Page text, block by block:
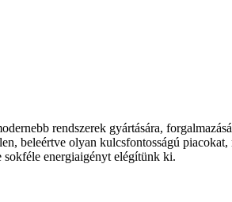
rendszerek gyártására,
beleértve olyan kulcsfontosságú
energiaigényt elégítünk ki.